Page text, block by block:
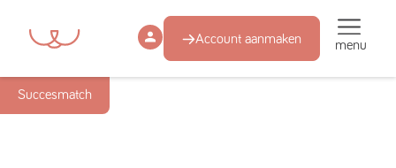
Account aanmaken menu
Succesmatch